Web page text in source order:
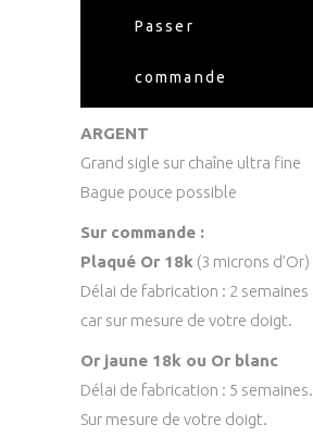
Passer
commande
ARGENT
Grand sigle sur chaîne ultra fine
Bague pouce possible
Sur commande :
Plaqué Or 18k (3 microns d’Or)
Délai de fabrication : 2 semaines
car sur mesure de votre doigt.
Or jaune 18k ou Or blanc
Délai de fabrication : 5 semaines.
Sur mesure de votre doigt.